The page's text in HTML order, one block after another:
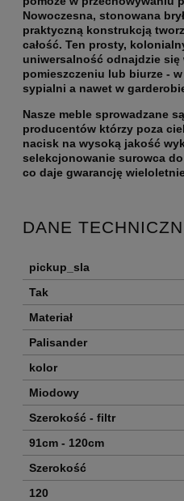
Nowoczesna, stonowana
praktyczną konstrukcją
całość. Ten prosty,
uniwersalność odnajdzie się
pomieszczeniu lub biurze -
sypialni a nawet w
Nasze meble sprowadzane
producentów którzy poza
nacisk na wysoką jakość
selekcjonowanie surowca
co daje gwarancję
DANE
pickup_sla
Tak
Materiał
Palisander
kolor
Miodowy
Szerokość - filtr
91cm - 120cm
Szerokość
120